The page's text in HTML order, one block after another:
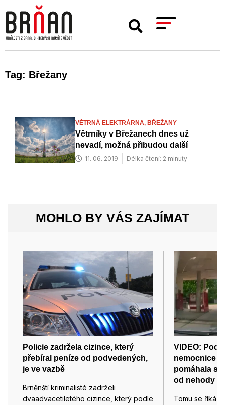
Tag: Břežany
VĚTRNÁ ELEKTRÁRNA, BŘEŽANY
Větrníky v Břežanech dnes už
nevadí, možná přibudou další
11. 06. 2019 Délka čtení: 2 minuty
MOHLO BY VÁS ZAJÍMAT
Policie zadržela cizince, který
přebíral peníze od podvedených,
je ve vazbě
Brněnští kriminalisté zadrželi
dvaadvacetiletého cizince, který podle
VIDEO: Pod
nemocnice v
pomáhala s
od nehody
Tomu se říká